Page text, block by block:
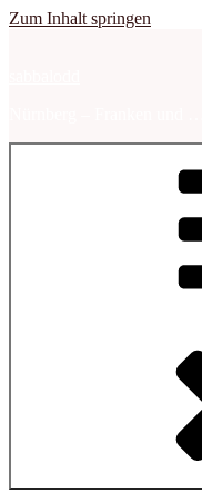
Zum Inhalt springen